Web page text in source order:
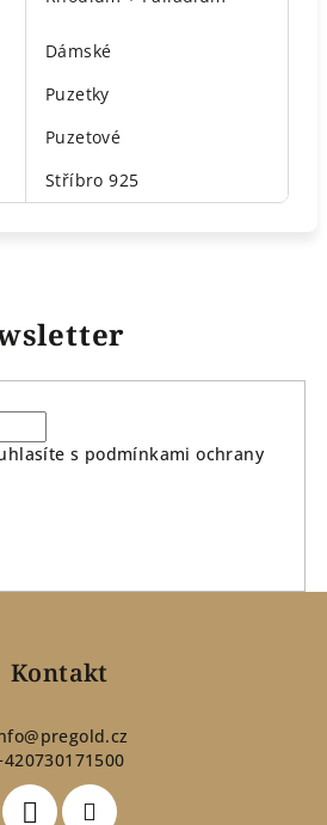
Dámské
Puzetky
Puzetové
Stříbro 925
s podmínkami ochrany
Kontakt
@pregold.cz